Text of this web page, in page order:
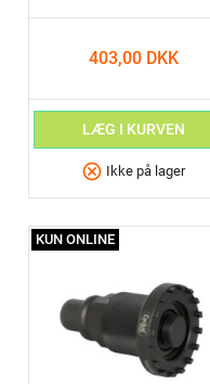
403,00 DKK
LÆG I KURVEN
cancel Ikke på lager
KUN ONLINE